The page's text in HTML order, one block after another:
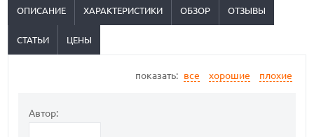
ОПИСАНИЕ ХАРАКТЕРИСТИКИ ОБЗОР ОТЗЫВЫ
СТАТЬИ ЦЕНЫ
показать: все хорошие плохие
Автор: